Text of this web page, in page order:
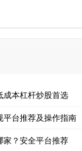
成本杠杆炒股首选
平台推荐及操作指南
家？安全平台推荐